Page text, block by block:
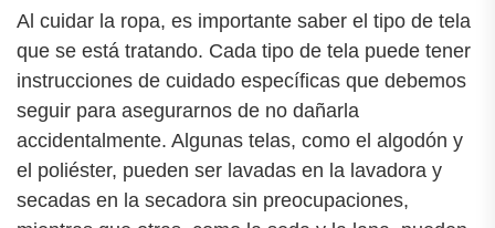
Al cuidar la ropa, es importante saber el tipo de tela
que se está tratando. Cada tipo de tela puede tener
instrucciones de cuidado específicas que debemos
seguir para asegurarnos de no dañarla
accidentalmente. Algunas telas, como el algodón y
el poliéster, pueden ser lavadas en la lavadora y
secadas en la secadora sin preocupaciones,